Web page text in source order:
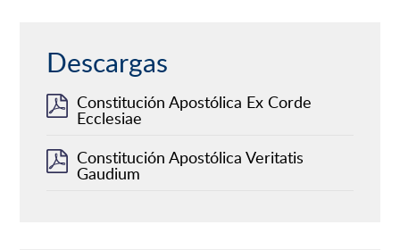
Descargas
Constitución Apostólica Ex Corde
Ecclesiae
Constitución Apostólica Veritatis
Gaudium